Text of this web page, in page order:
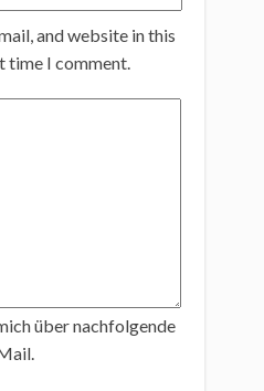
and website in this
time I comment.
über nachfolgende